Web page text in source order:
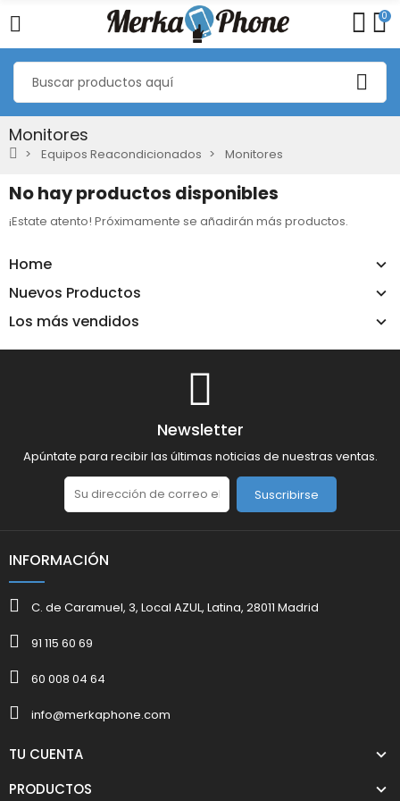
0
Monitores
Equipos Reacondicionados Monitores
Home
Nuevos Productos
Los más vendidos
No hay productos disponibles
¡Estate atento! Próximamente se añadirán más productos.
Newsletter
Apúntate para recibir las últimas noticias de nuestras ventas.
Suscribirse
INFORMACIÓN
C. de Caramuel, 3, Local AZUL, Latina, 28011 Madrid
91 115 60 69
60 008 04 64
info@merkaphone.com
TU CUENTA
PRODUCTOS